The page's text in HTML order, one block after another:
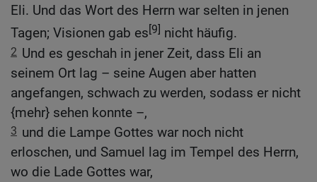
Eli. Und das Wort des Herrn war selten in jenen
Tagen; Visionen gab es[9] nicht häufig.
2 Und es geschah in jener Zeit, dass Eli an
seinem Ort lag – seine Augen aber hatten
angefangen, schwach zu werden, sodass er nicht
{mehr} sehen konnte –,
3 und die Lampe Gottes war noch nicht
erloschen, und Samuel lag im Tempel des Herrn,
wo die Lade Gottes war,